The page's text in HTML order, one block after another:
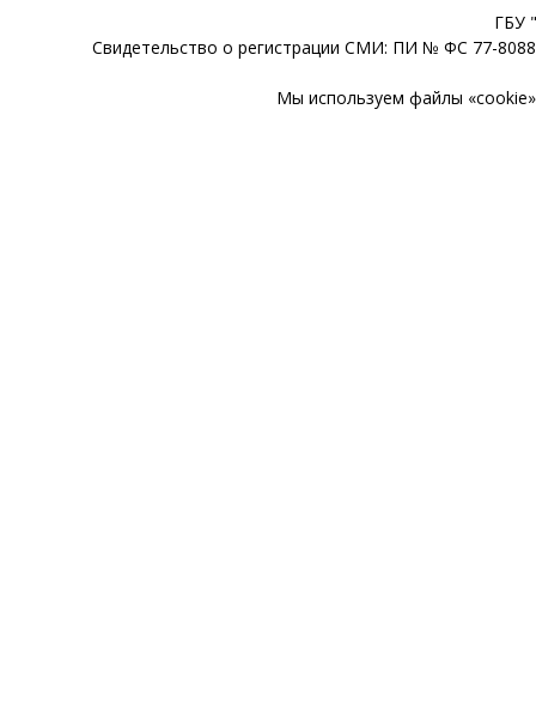
ГБУ
Свидетельство о регистрации СМИ: ПИ № ФС 77-
Мы используем файлы «cookie»